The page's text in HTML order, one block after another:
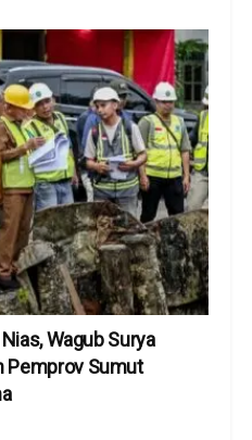
Wagub Surya
Pemprov Sumut